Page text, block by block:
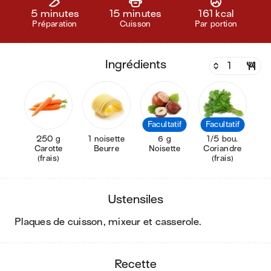
5 minutes
Préparation
15 minutes
Cuisson
161 kcal
Par portion
ingrédients
250 g
Carotte
(frais)
1 noisette
Beurre
Facultatif
6 g
Noisette
Facultatif
1/5 bou.
Coriandre
(frais)
ustensiles
plaques de cuisson, mixeur et casserole.
recette